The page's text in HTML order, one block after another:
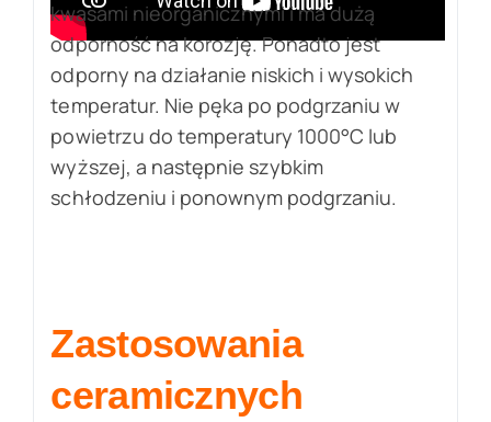
kwasami nieorganicznymi i ma dużą
odporność na korozję. Ponadto jest
odporny na działanie niskich i wysokich
temperatur. Nie pęka po podgrzaniu w
powietrzu do temperatury 1000°C lub
wyższej, a następnie szybkim
schłodzeniu i ponownym podgrzaniu.
Zastosowania
ceramicznych